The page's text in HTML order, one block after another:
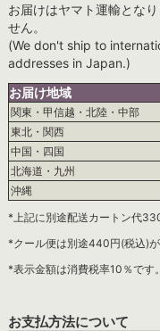
お届けはヤマト運輸とな
せん。
(We don't ship to
addresses in Japan.)
お届け地域
関東・甲信越・北陸・中部
東北・関西
中国・四国
北海道・九州
沖縄
*上記に別途配送カートン代
*クール便は別途440円(税込)が
*表示金額は消費税率10％です。
お支払方法について